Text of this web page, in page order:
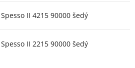
II 4215 90000 šedý
II 2215 90000 šedý